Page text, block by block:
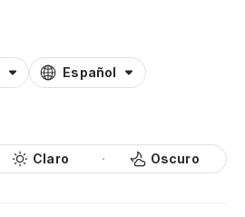
Español
Claro Oscuro